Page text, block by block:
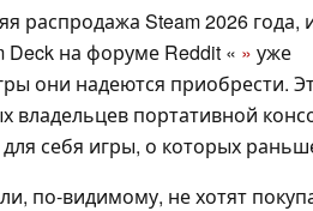
распродажа Steam 2026 года,
Deck на форуме Reddit « » уже
они надеются приобрести.
владельцев портативной
себя игры, о которых
по-видимому, не хотят